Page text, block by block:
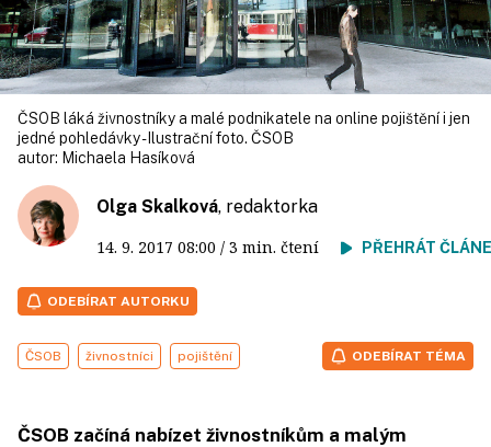
ČSOB láká živnostníky a malé podnikatele na online pojištění i jen
jedné pohledávky - Ilustrační foto. ČSOB
autor: Michaela Hasíková
Olga Skalková, redaktorka
14. 9. 2017 08:00 / 3 min. čtení PŘEHRÁT
ODEBÍRAT AUTORKU
ČSOB živnostníci pojištění ODEBÍRAT TÉMA
ČSOB začíná nabízet živnostníkům a malým